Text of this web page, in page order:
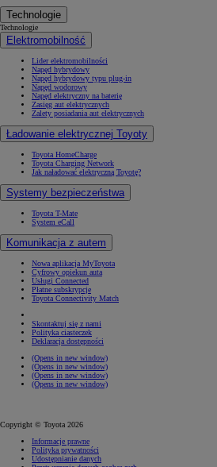
Technologie
Technologie
Elektromobilność
Lider elektromobilności
Napęd hybrydowy
Napęd hybrydowy typu plug-in
Napęd wodorowy
Napęd elektryczny na baterię
Zasięg aut elektrycznych
Zalety posiadania aut elektrycznych
Ładowanie elektrycznej Toyoty
Toyota HomeCharge
Toyota Charging Network
Jak naładować elektryczną Toyotę?
Systemy bezpieczeństwa
Toyota T-Mate
System eCall
Komunikacja z autem
Nowa aplikacja MyToyota
Cyfrowy opiekun auta
Usługi Connected
Płatne subskrypcje
Toyota Connectivity Match
Skontaktuj się z nami
Polityka ciasteczek
Deklaracja dostępności
(Opens in new window)
(Opens in new window)
(Opens in new window)
(Opens in new window)
Copyright © Toyota 2026
Informacje prawne
Polityka prywatności
Udostępnianie danych